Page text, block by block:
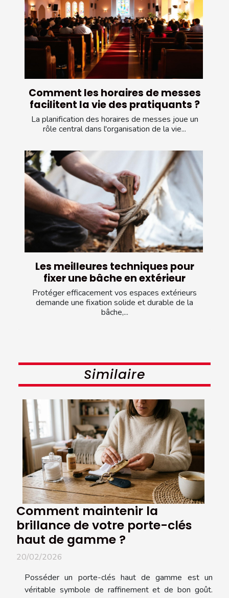
Comment les horaires de messes
facilitent la vie des pratiquants ?
La planification des horaires de messes joue un
rôle central dans l'organisation de la vie...
Les meilleures techniques pour
fixer une bâche en extérieur
Protéger efficacement vos espaces extérieurs
demande une fixation solide et durable de la
bâche,...
Similaire
Comment maintenir la
brillance de votre porte-clés
haut de gamme ?
20/02/2026
Posséder un porte-clés haut de gamme est un
véritable symbole de raffinement et de bon goût.